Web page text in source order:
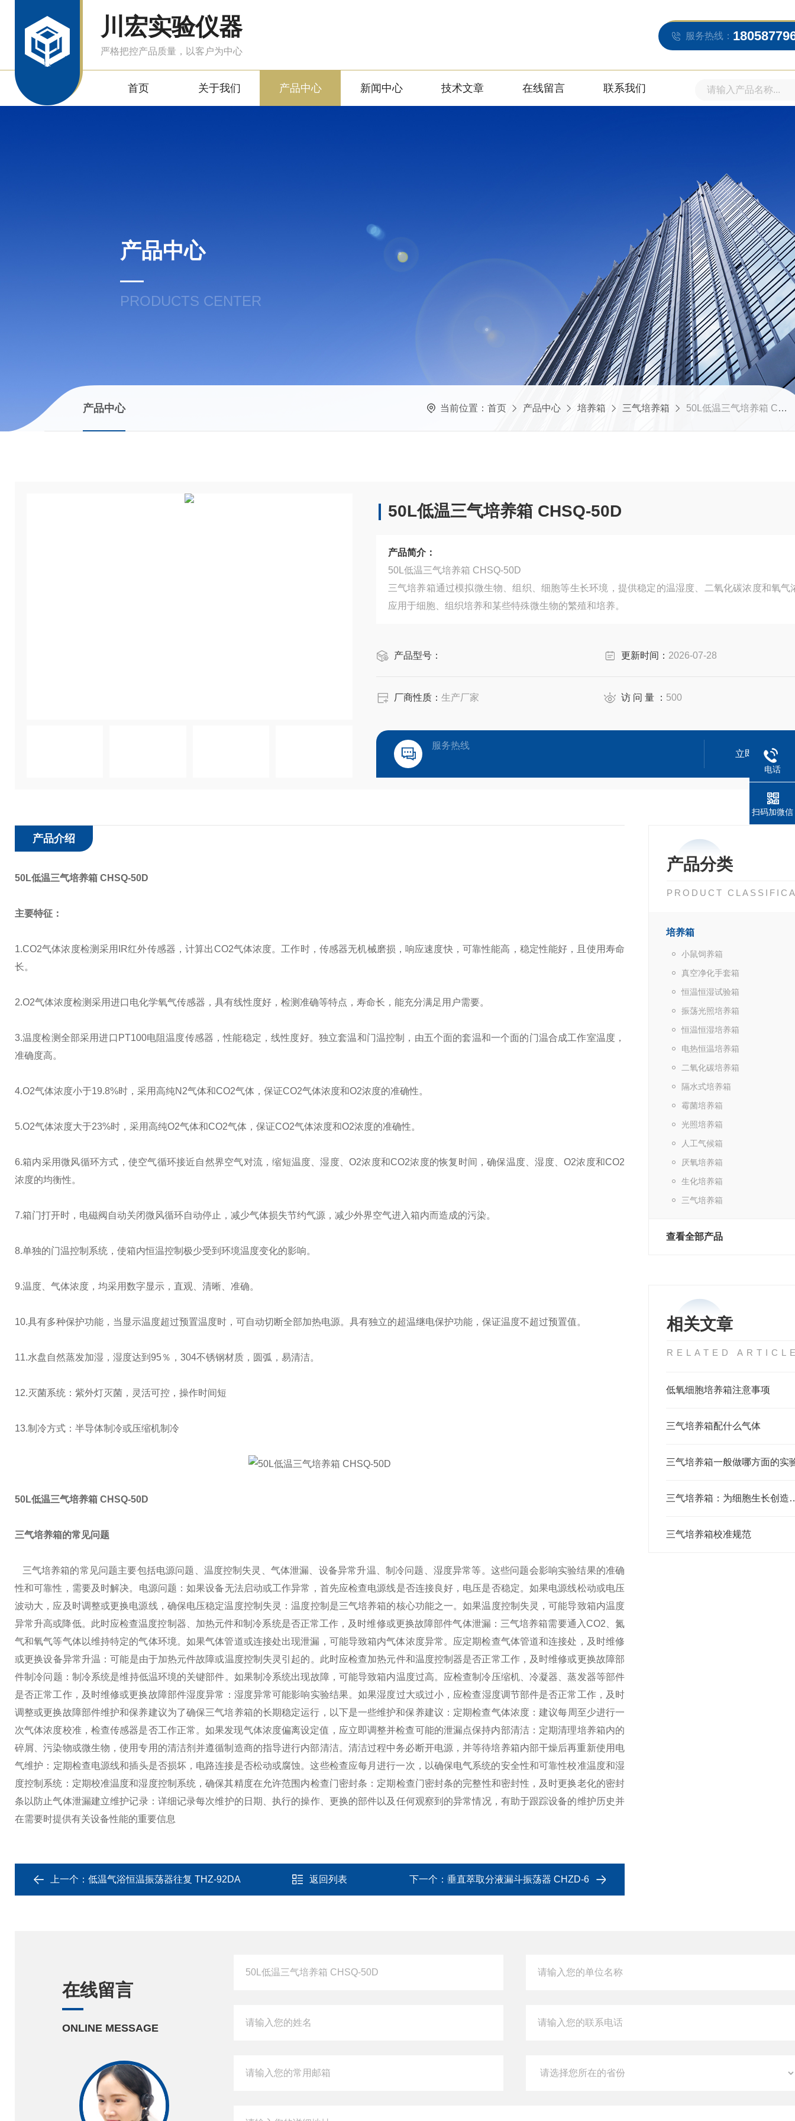
川宏实验仪器
严格把控产品质量，以客户为中心
服务热线：
首页 关于我们 产品中心 新闻中心 技术文章 在线留言 联系我们
产品中心
PRODUCTS CENTER
产品中心 当前位置： 首页 产品中心 培养箱 三气培养箱 50L低温三气培养箱 CHSQ-50D
50L低温三气培养箱 CHSQ-50D
产品简介：
50L低温三气培养箱 CHSQ-50D
三气培养箱通过模拟微生物、组织、细胞等生长环境，提供稳定的温湿度、二氧化碳浓度和氧气
应用于细胞、组织培养和某些特殊微生物的繁殖和培养。
产品型号： 更新时间： 2026-07-28
厂商性质： 生产厂家 访 问 量 ： 500
服务热线
立即咨询
产品分类
PRODUCT
培养箱
小鼠饲养箱
真空净化手套箱
恒温恒湿试验箱
振荡光照培养箱
恒温恒湿培养箱
电热恒温培养箱
二氧化碳培养箱
隔水式培养箱
霉菌培养箱
光照培养箱
人工气候箱
厌氧培养箱
生化培养箱
三气培养箱
查看全部产品
相关文章
RELATED
低氧细胞培养箱注意事项
三气培养箱配什么气体
三气培养箱一般做哪方面的实
三气培养箱：
三气培养箱校准规范
产品介绍
50L低温三气培养箱 CHSQ-50D
主要特征 ：
1.CO2气体浓度检测采用IR红外传感器，计算出CO2气体浓度。工作时，传感器无机械磨损，响应速度快，可靠性能高，稳定性能好，且使用寿命
长。
2.O2气体浓度检测采用进口电化学氧气传感器，具有线性度好，检测准确等特点，寿命长，能充分满足用户需要。
3.温度检测全部采用进口PT100电阻温度传感器，性能稳定，线性度好。独立套温和门温控制，由五个面的套温和一个面的门温合成工作室温度，
准确度高。
4.O2气体浓度小于19.8%时，采用高纯N2气体和CO2气体，保证CO2气体浓度和O2浓度的准确性。
5.O2气体浓度大于23%时，采用高纯O2气体和CO2气体，保证CO2气体浓度和O2浓度的准确性。
6.箱内采用微风循环方式，使空气循环接近自然界空气对流，缩短温度、湿度、O2浓度和CO2浓度的恢复时间，确保温度、湿度、O2浓度和CO2
浓度的均衡性。
7.箱门打开时，电磁阀自动关闭微风循环自动停止，减少气体损失节约气源，减少外界空气进入箱内而造成的污染。
8.单独的门温控制系统，使箱内恒温控制极少受到环境温度变化的影响。
9.温度、气体浓度，均采用数字显示，直观、清晰、准确。
10.具有多种保护功能，当显示温度超过预置温度时，可自动切断全部加热电源。具有独立的超温继电保护功能，保证温度不超过预置值。
11.水盘自然蒸发加湿，湿度达到95％，304不锈钢材质，圆弧，易清洁。
12.灭菌系统：紫外灯灭菌，灵活可控，操作时间短
13.制冷方式：半导体制冷或压缩机制冷
50L低温三气培养箱 CHSQ-50D
三气培养箱的常见问题
三气培养箱的常见问题主要包括电源问题、温度控制失灵、气体泄漏、设备异常升温、制冷问题、湿度异常等‌。这些问题会影响实验结果的准确
性和可靠性，需要及时解决。 ‌电源问题‌：如果设备无法启动或工作异常，首先应检查电源线是否连接良好，电压是否稳定。如果电源线松动或电压
波动大，应及时调整或更换电源线，确保电压稳定‌‌温度控制失灵‌：温度控制是三气培养箱的核心功能之一。如果温度控制失灵，可能导致箱内温度
异常升高或降低。此时应检查温度控制器、加热元件和制冷系统是否正常工作，及时维修或更换故障部件‌‌气体泄漏‌：三气培养箱需要通入CO2、氮
气和氧气等气体以维持特定的气体环境。如果气体管道或连接处出现泄漏，可能导致箱内气体浓度异常。应定期检查气体管道和连接处，及时维修
或更换‌‌设备异常升温‌：可能是由于加热元件故障或温度控制失灵引起的。此时应检查加热元件和温度控制器是否正常工作，及时维修或更换故障部
件‌‌制冷问题‌：制冷系统是维持低温环境的关键部件。如果制冷系统出现故障，可能导致箱内温度过高。应检查制冷压缩机、冷凝器、蒸发器等部件
是否正常工作，及时维修或更换故障部件‌‌湿度异常‌：湿度异常可能影响实验结果。如果湿度过大或过小，应检查湿度调节部件是否正常工作，及时
调整或更换故障部件‌维护和保养建议为了确保三气培养箱的长期稳定运行，以下是一些维护和保养建议： ‌定期检查气体浓度‌：建议每周至少进行一
次气体浓度校准，检查传感器是否工作正常。如果发现气体浓度偏离设定值，应立即调整并检查可能的泄漏点‌‌保持内部清洁‌：定期清理培养箱内的
碎屑、污染物或微生物，使用专用的清洁剂并遵循制造商的指导进行内部清洁。清洁过程中务必断开电源，并等待培养箱内部干燥后再重新使用‌ ‌电
气维护‌：定期检查电源线和插头是否损坏，电路连接是否松动或腐蚀。这些检查应每月进行一次，以确保电气系统的安全性和可靠性‌‌校准温度和湿
度控制系统‌：定期校准温度和湿度控制系统，确保其精度在允许范围内‌‌检查门密封条‌：定期检查门密封条的完整性和密封性，及时更换老化的密封
条以防止气体泄漏‌‌建立维护记录‌：详细记录每次维护的日期、执行的操作、更换的部件以及任何观察到的异常情况，有助于跟踪设备的维护历史并
在需要时提供有关设备性能的重要信息‌
上一个： 低温气浴恒温振荡器往复 THZ-92DA 返回列表 下一个： 垂直萃取分液漏斗振荡器 CHZD-6
在线留言
ONLINE MESSAGE
电话
扫码加微信